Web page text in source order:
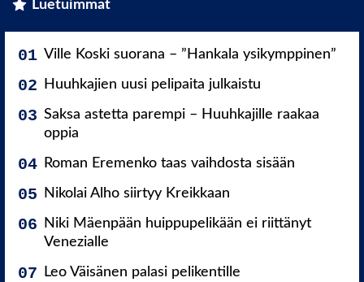
Luetuimmat
Ville Koski suorana – ”Hankala ysikymppinen”
Huuhkajien uusi pelipaita julkaistu
Saksa astetta parempi – Huuhkajille raakaa
oppia
Roman Eremenko taas vaihdosta sisään
Nikolai Alho siirtyy Kreikkaan
Niki Mäenpään huippupelikään ei riittänyt
Venezialle
Leo Väisänen palasi pelikentille